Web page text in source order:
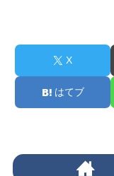
X
はてブ